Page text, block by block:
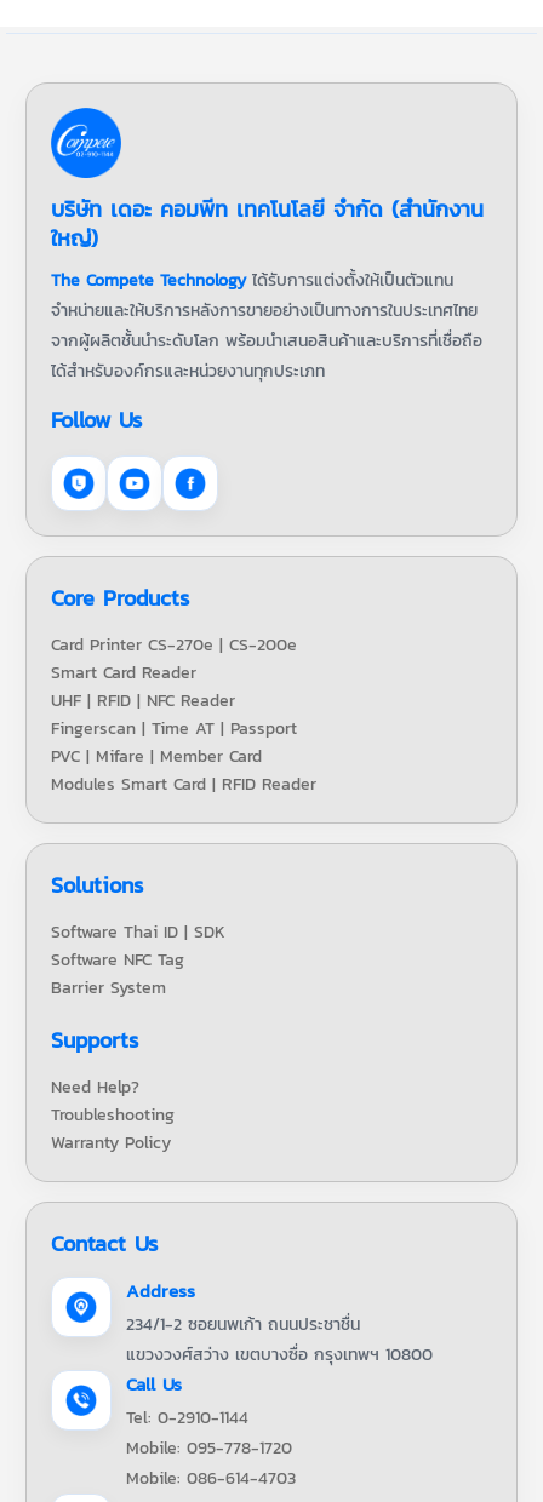
บริษัท เดอะ คอมพีท เทคโนโลยี จำกัด (สำนักงาน
ใหญ่)
The Compete Technologyได้รับการแต่งตั้งให้เป็นตัวแทน
จำหน่ายและให้บริการหลังการขายอย่างเป็นทางการในประเทศไทย
จากผู้ผลิตชั้นนำระดับโลก พร้อมนำเสนอสินค้าและบริการที่เชื่อถือ
ได้สำหรับองค์กรและหน่วยงานทุกประเภท
Follow Us
Core Products
Card Printer CS-270e | CS-200e
Smart Card Reader
UHF | RFID | NFC Reader
Fingerscan | Time AT | Passport
PVC | Mifare | Member Card
Modules Smart Card | RFID Reader
Solutions
Software Thai ID | SDK
Software NFC Tag
Barrier System
Supports
Need Help?
Troubleshooting
Warranty Policy
Contact Us
Address
234/1-2 ซอยนพเก้า ถนนประชาชื่น
แขวงวงศ์สว่าง เขตบางซื่อ กรุงเทพฯ 10800
Call Us
Tel: 0-2910-1144
Mobile: 095-778-1720
Mobile: 086-614-4703